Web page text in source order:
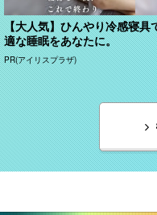
【大人気】ひんやり冷感寝具
適な睡眠をあなたに。
PR(アイリスプラザ)